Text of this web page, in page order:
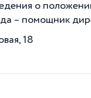
о
– помощник
18